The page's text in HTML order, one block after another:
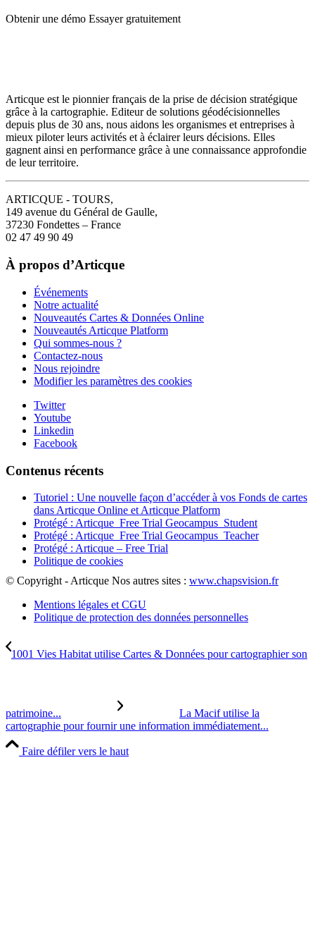
Obtenir une démo Essayer gratuitement
Articque est le pionnier français de la prise de décision stratégique
grâce à la cartographie. Editeur de solutions géodécisionnelles
depuis plus de 30 ans, nous aidons les organismes et entreprises à
mieux piloter leurs activités et à éclairer leurs décisions. Elles
gagnent ainsi en performance grâce à une connaissance approfondie
de leur territoire.
ARTICQUE - TOURS,
149 avenue du Général de Gaulle,
37230 Fondettes – France
02 47 49 90 49
À propos d’Articque
Événements
Notre actualité
Nouveautés Cartes & Données Online
Nouveautés Articque Platform
Qui sommes-nous ?
Contactez-nous
Nous rejoindre
Modifier les paramètres des cookies
Twitter
Youtube
Linkedin
Facebook
Contenus récents
Tutoriel : Une nouvelle façon d’accéder à vos Fonds de cartes
dans Articque Online et Articque Platform
Protégé : Articque_Free Trial Geocampus_Student
Protégé : Articque_Free Trial Geocampus_Teacher
Protégé : Articque – Free Trial
Politique de cookies
© Copyright - Articque Nos autres sites : www.chapsvision.fr
Mentions légales et CGU
Politique de protection des données personnelles
1001 Vies Habitat utilise Cartes & Données pour cartographier son
patrimoine...
La Macif utilise la
cartographie pour fournir une information immédiatement...
Faire défiler vers le haut